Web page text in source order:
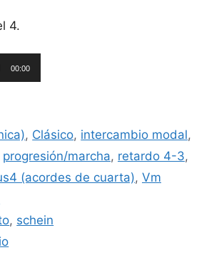
4.
00:00
, Clásico, intercambio modal,
progresión/marcha, retardo 4-3,
(acordes de cuarta), Vm
, schein